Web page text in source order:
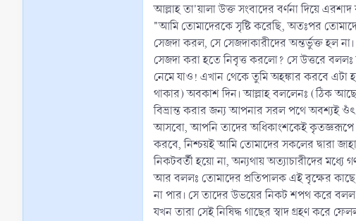
আল্লাহ তা'য়ালা উক্ত সংবাদের বর্ণনা দিয়ে
"আমি তোমাদেরকে সৃষ্টি করেছি, অতঃপর
সেজদা করল, সে সেজদাকারীদের অন্তর্ভুক্ত
সেজদা করা হতে নিবৃত্ত করলো? সে উত্তরে বললঃ
নেমে যাও! এখান থেকে তুমি অহঙ্কার করবে এটা
থাকার) অবকাশ দিন। আল্লাহ বললেনঃ (ঠিক
বিভ্রান্ত করার জন্য আপনার সরল পথে অবশ্যই ওঁৎ
আসবো, আপনি তাদের অধিকাংশকেই কৃতজ্ঞরূপে
করবে, নিশ্চয়ই আমি তোমাদের সকলের দ্বারা
নিকটবর্তী হয়ো না, অন্যথায় অত্যাচারীদের
আর বললঃ তোমাদের প্রতিপালক এই বৃক্ষের
না পার। সে তাদের উভয়ের নিকট শপথ করে
যখন তারা সেই নিষিদ্ধ গাছের স্বাদ গ্রহণ করে